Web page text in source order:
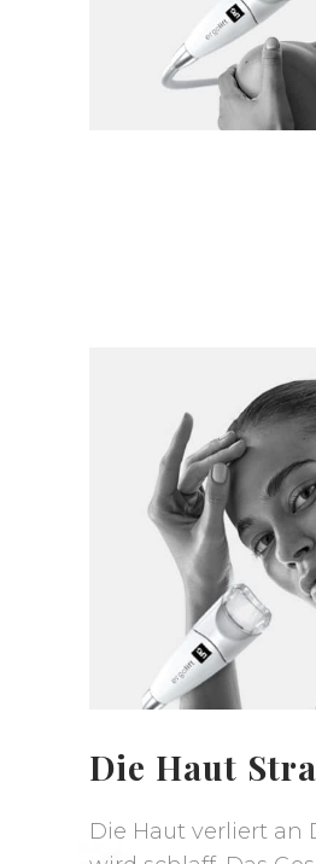
Die Haut
Die Haut verliert an